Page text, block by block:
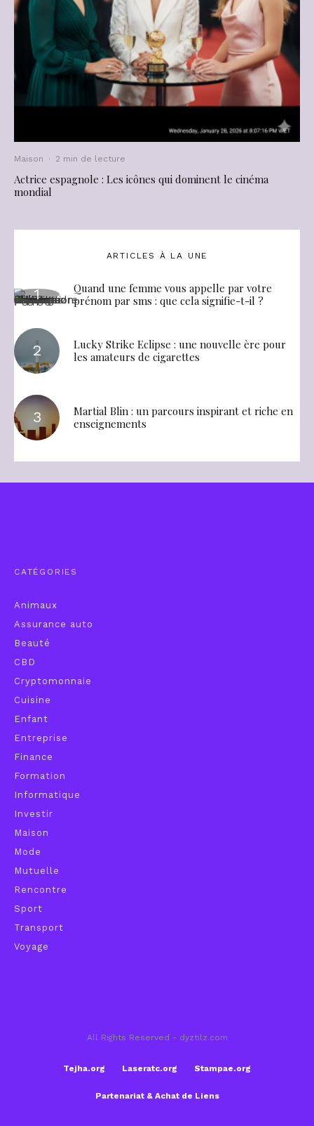
Maison · 2 min de lecture
Actrice espagnole : Les icônes qui dominent le cinéma
mondial
ARTICLES À LA UNE
Quand une femme vous appelle par votre
prénom par sms : que cela signifie-t-il ?
Lucky Strike Eclipse : une nouvelle ère pour
les amateurs de cigarettes
Martial Blin : un parcours inspirant et riche en
enseignements
CATÉGORIES
Animaux
Assurance auto
Beauté
CBD
Cryptomonnaie
Cuisine
Enfant
Entreprise
Finance
Formation
Informatique
Investir
Maison
Mode
Mutuelle
Rencontre
Sport
Transport
Voyage
All Rights Reserved - dyztilz.com
Tejha.org Laseratc.org Stampae.org
Partenariat & Achat de Liens